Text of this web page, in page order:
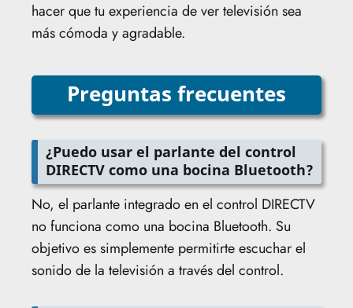
hacer que tu experiencia de ver televisión sea
más cómoda y agradable.
Preguntas frecuentes
¿Puedo usar el parlante del control
DIRECTV como una bocina Bluetooth?
No, el parlante integrado en el control DIRECTV
no funciona como una bocina Bluetooth. Su
objetivo es simplemente permitirte escuchar el
sonido de la televisión a través del control.